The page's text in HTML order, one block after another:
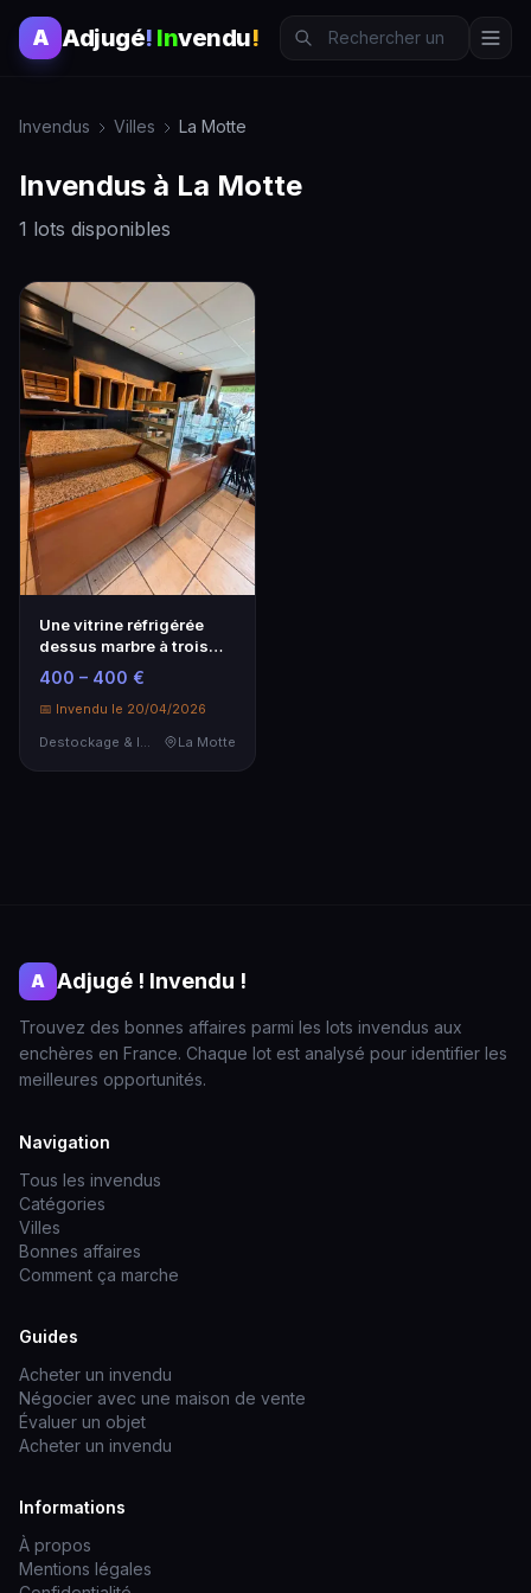
A Adjugé! Invendu!
Invendus Villes La Motte
Invendus à La Motte
1 lots disponibles
Une vitrine réfrigérée
dessus marbre à trois
modules:
400 – 400 €
📅 Invendu le 20/04/2026
Destockage & Invendus
La Motte
A Adjugé ! Invendu !
Trouvez des bonnes affaires parmi les lots invendus aux
enchères en France. Chaque lot est analysé pour identifier les
meilleures opportunités.
Navigation
Tous les invendus
Catégories
Villes
Bonnes affaires
Comment ça marche
Guides
Acheter un invendu
Négocier avec une maison de vente
Évaluer un objet
Acheter un invendu
Informations
À propos
Mentions légales